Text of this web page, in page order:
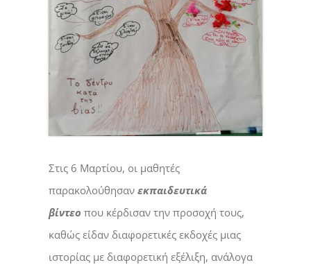
Στις 6 Μαρτίου, οι μαθητές
παρακολούθησαν εκπαιδευτικά
βίντεο που κέρδισαν την προσοχή τους,
καθώς είδαν διαφορετικές εκδοχές μιας
ιστορίας με διαφορετική εξέλιξη, ανάλογα